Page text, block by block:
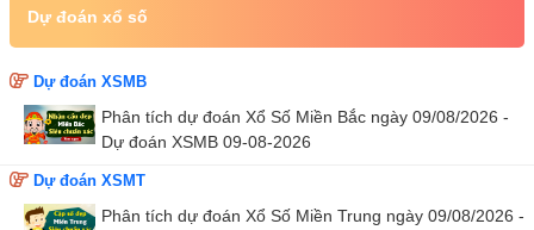
Dự đoán xổ số
Dự đoán XSMB
Phân tích dự đoán Xổ Số Miền Bắc ngày 09/08/2026 -
Dự đoán XSMB 09-08-2026
Dự đoán XSMT
Phân tích dự đoán Xổ Số Miền Trung ngày 09/08/2026 -